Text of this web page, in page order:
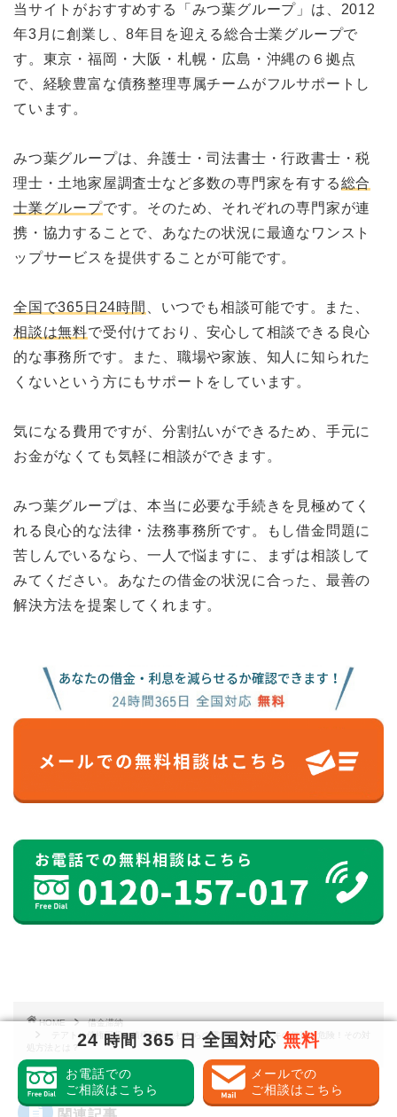
当サイトがおすすめする「みつ葉グループ」は、2012
年3月に創業し、8年目を迎える総合士業グループで
す。東京・福岡・大阪・札幌・広島・沖縄の６拠点
で、経験豊富な債務整理専属チームがフルサポートし
ています。
みつ葉グループは、弁護士・司法書士・行政書士・税
理士・土地家屋調査士など多数の専門家を有する総合
士業グループです。そのため、それぞれの専門家が連
携・協力することで、あなたの状況に最適なワンスト
ップサービスを提供することが可能です。
全国で365日24時間
、いつでも相談可能です。また、
相談は無料で受付けており、安心して相談できる良心
的な事務所です。また、職場や家族、知人に知られた
くないという方にもサポートをしています。
気になる費用ですが、分割払いができるため、手元に
お金がなくても気軽に相談ができます。
みつ葉グループは、本当に必要な手続きを見極めてく
れる良心的な法律・法務事務所です。もし借金問題に
苦しんでいるなら、一人で悩ますに、まずは相談して
みてください。あなたの借金の状況に合った、最善の
解決方法を提案してくれます。
HOME
借金滞納
テアトル債権回収｜債権回収会社からの電話や督促ハガキの無視は危険！その対
処方法とは？24 時間 365 日 全国対応 無料
お電話での
ご相談はこちら
メールでの
ご相談はこちら